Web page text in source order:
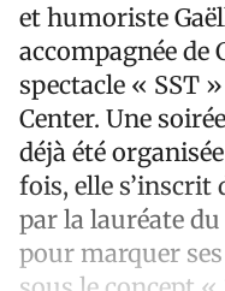
et humoriste
accompagnée de
spectacle « SST
Center. Une
déjà été
fois, elle s’inscrit
par la lauréate
pour marquer ses